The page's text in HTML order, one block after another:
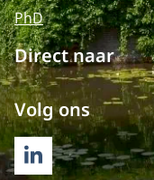
PhD
Direct naar
Volg ons
LINKEDIN